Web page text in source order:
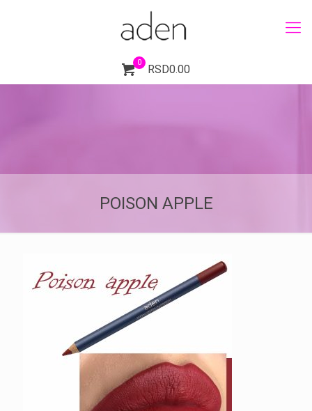
0
RSD0.00
POISON APPLE